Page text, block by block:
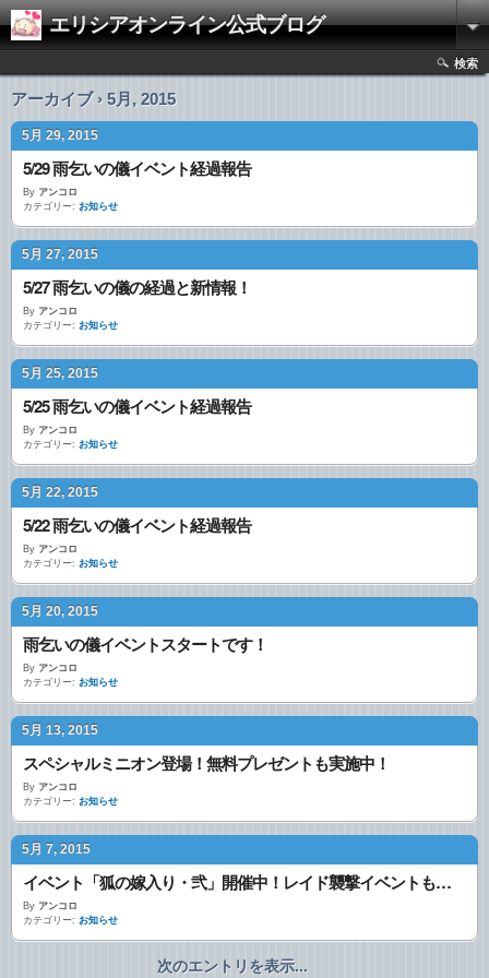
エリシアオンライン公式ブログ
検索
アーカイブ › 5月, 2015
5月 29, 2015
5/29 雨乞いの儀イベント経過報告
By アンコロ
カテゴリー: お知らせ
5月 27, 2015
5/27 雨乞いの儀の経過と新情報！
By アンコロ
カテゴリー: お知らせ
5月 25, 2015
5/25 雨乞いの儀イベント経過報告
By アンコロ
カテゴリー: お知らせ
5月 22, 2015
5/22 雨乞いの儀イベント経過報告
By アンコロ
カテゴリー: お知らせ
5月 20, 2015
雨乞いの儀イベントスタートです！
By アンコロ
カテゴリー: お知らせ
5月 13, 2015
スペシャルミニオン登場！無料プレゼントも実施中！
By アンコロ
カテゴリー: お知らせ
5月 7, 2015
イベント「狐の嫁入り・弐」開催中！レイド襲撃イベントも！？
By アンコロ
カテゴリー: お知らせ
次のエントリを表示...